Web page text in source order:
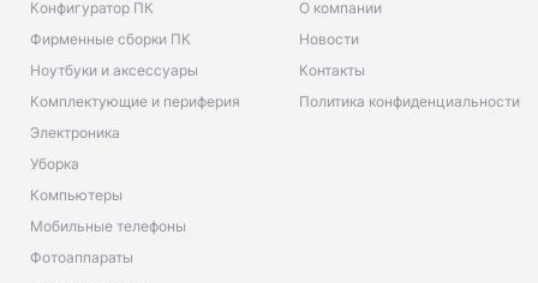
Конфигуратор ПК
Фирменные сборки ПК
Ноутбуки и аксессуары
Комплектующие и периферия
Электроника
Уборка
Компьютеры
Мобильные телефоны
Фотоаппараты
О компании
Новости
Контакты
Политика конфиденциальности